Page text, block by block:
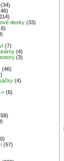
(34)
desky (33)
(7)
(4)
(3)
(46)
(4)
> (6)
(57)